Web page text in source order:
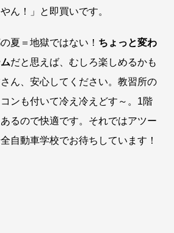
ん！」と即買いです。
夏＝地獄ではない！ ちょっと変わ
だと思えば、むしろ楽しめるかも
ん、安心してください。教習所の
ンも付いて冷え冷えどす～。1階
るので快適です。それではアツー
自動車学校でお待ちしています！